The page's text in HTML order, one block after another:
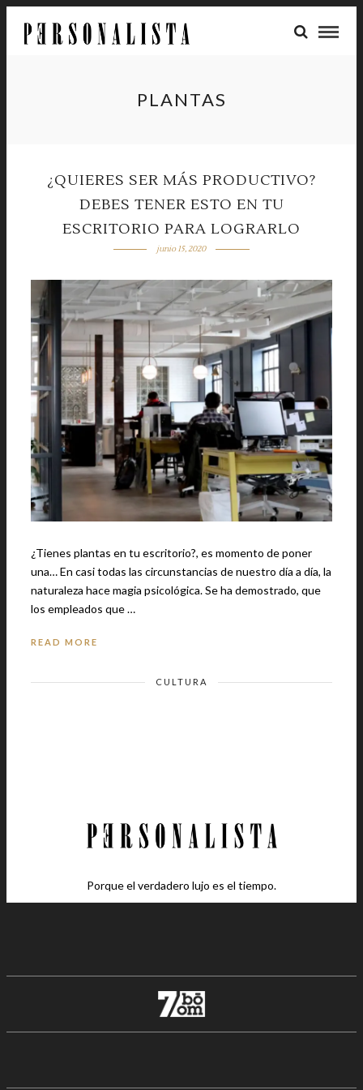
PLANTAS
¿QUIERES SER MÁS PRODUCTIVO?
DEBES TENER ESTO EN TU
ESCRITORIO PARA LOGRARLO
junio 15, 2020
¿Tienes plantas en tu escritorio?, es momento de poner
una… En casi todas las circunstancias de nuestro día a día, la
naturaleza hace magia psicológica. Se ha demostrado, que
los empleados que …
READ MORE
CULTURA
Porque el verdadero lujo es el tiempo.